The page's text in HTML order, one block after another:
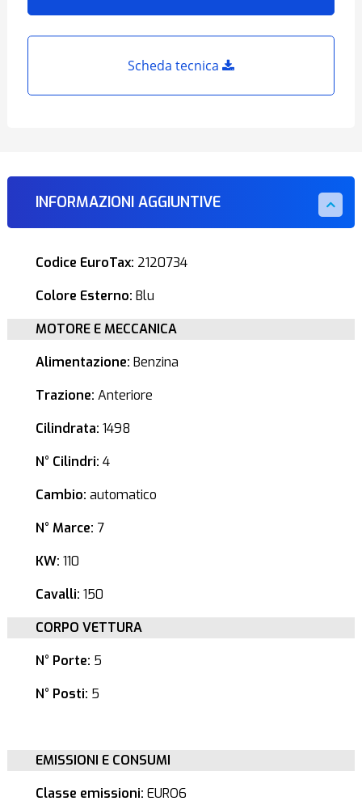
Scheda tecnica
INFORMAZIONI AGGIUNTIVE
Codice EuroTax: 2120734
Colore Esterno: Blu
MOTORE E MECCANICA
Alimentazione: Benzina
Trazione: Anteriore
Cilindrata: 1498
N° Cilindri: 4
Cambio: automatico
N° Marce: 7
KW: 110
Cavalli: 150
CORPO VETTURA
N° Porte: 5
N° Posti: 5
EMISSIONI E CONSUMI
Classe emissioni: EURO6